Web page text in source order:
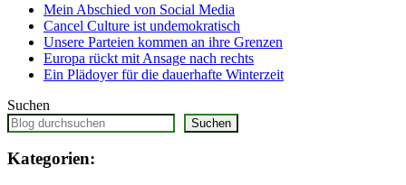
Mein Abschied von Social Media
Cancel Culture ist undemokratisch
Unsere Parteien kommen an ihre Grenzen
Europa rückt mit Ansage nach rechts
Ein Plädoyer für die dauerhafte Winterzeit
Suchen
Suchen
Kategorien: